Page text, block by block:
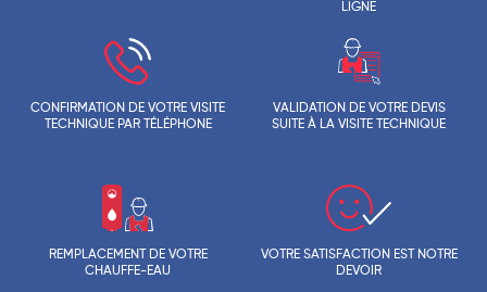
LIGNE
CONFIRMATION DE VOTRE VISITE
TECHNIQUE PAR TÉLÉPHONE
VALIDATION DE VOTRE DEVIS
SUITE À LA VISITE TECHNIQUE
REMPLACEMENT DE VOTRE
CHAUFFE-EAU
VOTRE SATISFACTION EST NOTRE
DEVOIR